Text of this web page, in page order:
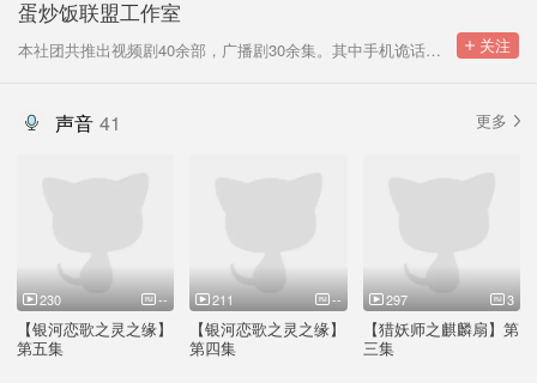
蛋炒饭联盟工作室
本社团共推出视频剧40余部，广播剧30余集。其中手机诡话系列广播剧在配音秀点击量过百万，在蜻蜓，喜马拉雅收听量过十万 关注
声音 41 更多
【银河恋歌之灵之缘】
第五集
230 --
【银河恋歌之灵之缘】
第四集
211 --
【猎妖师之麒麟扇】第
三集
297 3